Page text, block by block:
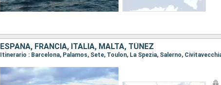
ESPAÑA, FRANCIA, ITALIA, MALTA, TÚNEZ